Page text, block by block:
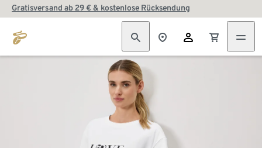
Gratisversand ab 29 € & kostenlose Rücksendung